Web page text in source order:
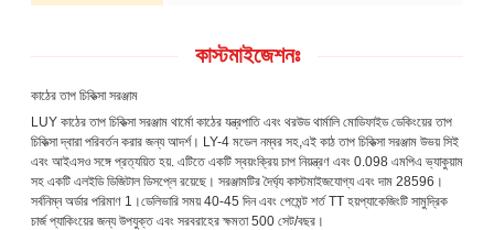
কাস্টমাইজেশনঃ
কাঠের তাপ চিকিত্সা সরঞ্জাম
LUY কাঠের তাপ চিকিত্সা সরঞ্জাম থার্মো কাঠের যন্ত্রপাতি এবং থরউড থার্মালি মোডিফাইড ডেকিংয়ের তাপ
চিকিত্সা দ্বারা পরিবর্তন করার জন্য আদর্শ। LY-4 মডেল নম্বর সহ,এই কাঠ তাপ চিকিত্সা সরঞ্জাম উভয় সিই
এবং আইএসও সঙ্গে প্রত্যয়িত হয়. এটিতে একটি স্বয়ংক্রিয় চাপ নিয়ন্ত্রণ এবং 0.098 এমপিএ ভ্যাকুয়াম
সহ একটি এলইডি ডিজিটাল ডিসপ্লে রয়েছে। সরঞ্জামটির দৈর্ঘ্য কাস্টমাইজযোগ্য এবং দাম 28596।
সর্বনিম্ন অর্ডার পরিমাণ 1।ডেলিভারি সময় 40-45 দিন এবং পেমেন্ট শর্ত TT হয়প্যাকেজিংটি সামুদ্রিক
চার্জ প্যাকিংয়ের জন্য উপযুক্ত এবং সরবরাহের ক্ষমতা 500 সেট/বছর।